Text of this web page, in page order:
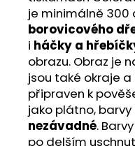
je minimálně 300
borovicového
i háčky a
obrazu. Obraz je
jsou také okraje
připraven k
jako plátno,
nezávadné.
po delším